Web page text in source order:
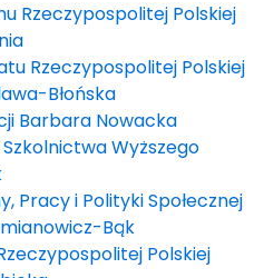
Rzeczypospolitej Polskiej
Rzeczypospolitej Polskiej
Błońska
Barbara Nowacka
Wyższego
Pracy i Polityki Społecznej
Bąk
Polskiej